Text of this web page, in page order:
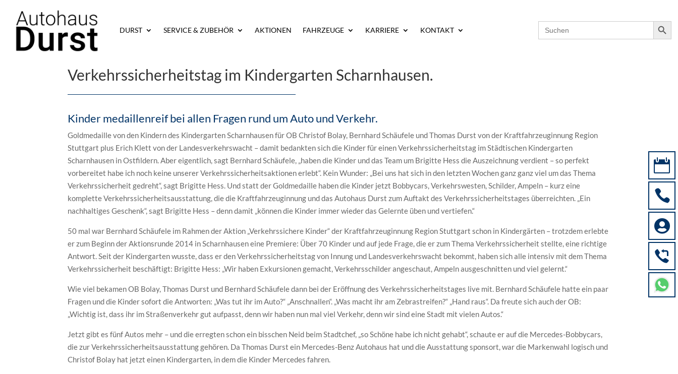
DURST SERVICE & ZUBEHÖR AKTIONEN FAHRZEUGE KARRIERE KONTAKT
Search
for:
Search Button
Startseite
Verkehrs­sicher­heitstag im Kindergarten Scharnhausen.
Kinder medaillenreif bei allen Fragen rund um Auto und Verkehr.
Goldmedaille von den Kindern des Kindergarten Scharnhausen für OB Christof Bolay, Bernhard Schäufele und Thomas Durst von der Kraftfahrzeuginnung Region
Stuttgart plus Erich Klett von der Landesverkehrswacht – damit bedankten sich die Kinder für einen Verkehrssicherheitstag im Städtischen Kindergarten
Scharnhausen in Ostfildern. Aber eigentlich, sagt Bernhard Schäufele, „haben die Kinder und das Team um Brigitte Hess die Auszeichnung verdient – so perfekt
vorbereitet habe ich noch keine unserer Verkehrssicherheitsaktionen erlebt“. Kein Wunder: „Bei uns hat sich in den letzten Wochen ganz ganz viel um das Thema
Verkehrssicherheit gedreht“, sagt Brigitte Hess. Und statt der Goldmedaille haben die Kinder jetzt Bobbycars, Verkehrswesten, Schilder, Ampeln – kurz eine
komplette Verkehrssicherheitsausstattung, die die Kraftfahrzeuginnung und das Autohaus Durst zum Auftakt des Verkehrssicherheitstages überreichten. „Ein
nachhaltiges Geschenk“, sagt Brigitte Hess – denn damit „können die Kinder immer wieder das Gelernte üben und vertiefen.“
50 mal war Bernhard Schäufele im Rahmen der Aktion „Verkehrssichere Kinder“ der Kraftfahrzeuginnung Region Stuttgart schon in Kindergärten – trotzdem erlebte
er zum Beginn der Aktionsrunde 2014 in Scharnhausen eine Premiere: Über 70 Kinder und auf jede Frage, die er zum Thema Verkehrssicherheit stellte, eine richtige
Antwort. Seit der Kindergarten wusste, dass er den Verkehrssicherheitstag von Innung und Landesverkehrswacht bekommt, haben sich alle intensiv mit dem Thema
Verkehrssicherheit beschäftigt: Brigitte Hess: „Wir haben Exkursionen gemacht, Verkehrsschilder angeschaut, Ampeln ausgeschnitten und viel gelernt.“
Wie viel bekamen OB Bolay, Thomas Durst und Bernhard Schäufele dann bei der Eröffnung des Verkehrssicherheitstages live mit. Bernhard Schäufele hatte ein paar
Fragen und die Kinder sofort die Antworten: „Was tut ihr im Auto?“ „Anschnallen“. „Was macht ihr am Zebrastreifen?“ „Hand raus“. Da freute sich auch der OB:
„Wichtig ist, dass ihr im Straßenverkehr gut aufpasst, denn wir haben nun mal viel Verkehr, denn wir sind eine Stadt mit vielen Autos.“
Jetzt gibt es fünf Autos mehr – und die erregten schon ein bisschen Neid beim Stadtchef, „so Schöne habe ich nicht gehabt“, schaute er auf die Mercedes-Bobbycars,
die zur Verkehrssicherheitsausstattung gehören. Da Thomas Durst ein Mercedes-Benz Autohaus hat und die Ausstattung sponsort, war die Markenwahl logisch und
Christof Bolay hat jetzt einen Kindergarten, in dem die Kinder Mercedes fahren.


